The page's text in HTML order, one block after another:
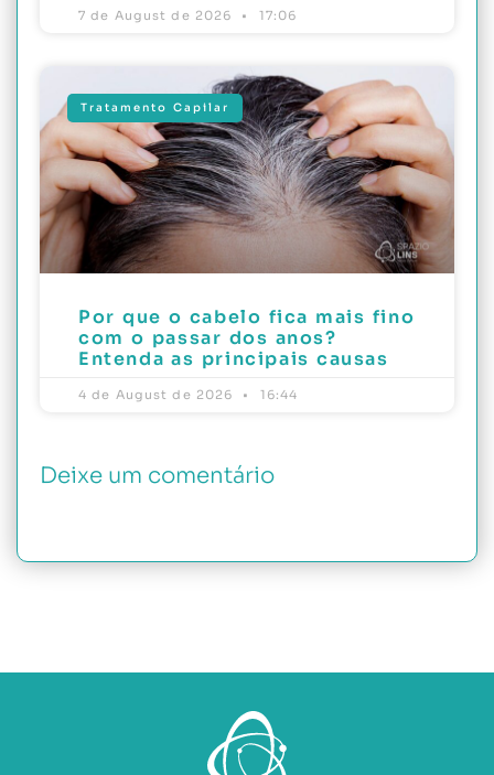
7 de August de 2026 17:06
Tratamento Capilar
Por que o cabelo fica mais fino
com o passar dos anos?
Entenda as principais causas
4 de August de 2026 16:44
Deixe um comentário